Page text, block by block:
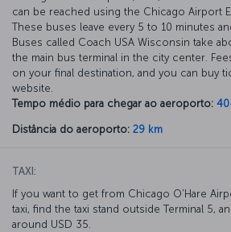
can be reached using the Chicago Airport
These buses leave every 5 to 10 minutes
Buses called Coach USA Wisconsin take
the main bus terminal in the city center.
on your final destination, and you can buy
website.
Tempo médio para chegar ao aeroporto:
Distância do aeroporto: 29 km
TAXI:
If you want to get from Chicago O'Hare
taxi, find the taxi stand outside Terminal 5,
around USD 35.